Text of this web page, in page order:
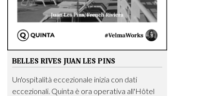
BELLES RIVES JUAN LES PINS
Un'ospitalità eccezionale inizia con dati
eccezionali. Quinta è ora operativa all'Hôtel